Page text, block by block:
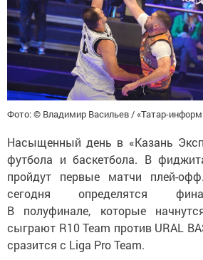
Фото: © Владимир Васильев / «Татар-
Насыщенный день в «Казань
футбола и баскетбола. В
пройдут первые матчи плей-
сегодня определятся
В полуфинале, которые
сыграют R10 Team против URAL
сразится с Liga Pro Team.